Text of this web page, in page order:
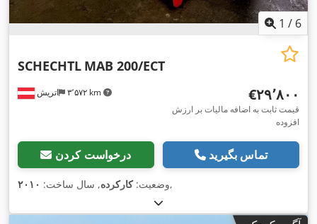
1 / 6
اتریش ۳٬۵۷۲ km
SCHECHTL MAB 200/ECT
‎€۲۹٬۸۰۰
قیمت ثابت به اضافه مالیات بر ارزش
افزوده
درخواست کردن تماس بگیرید
وضعیت:کارکرده, سال ساخت: ۲۰۱۰ ,